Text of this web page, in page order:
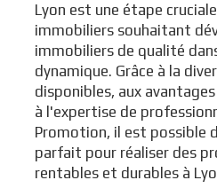
Lyon est une étape
immobiliers souhaitant
immobiliers de qualité
dynamique. Grâce à la
disponibles, aux
à l'expertise de
Promotion, il est possible
parfait pour réaliser des
rentables et durables à